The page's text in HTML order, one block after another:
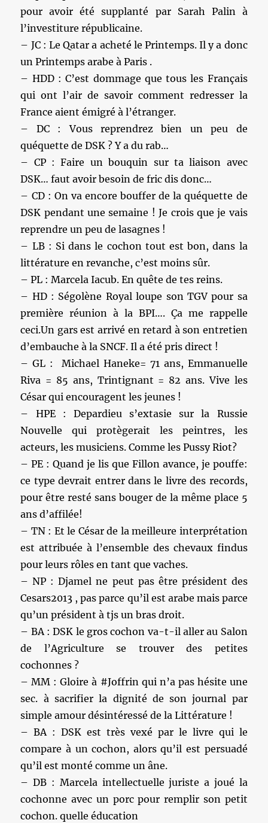
pour avoir été supplanté par Sarah Palin à
l’investiture républicaine.
– JC : Le Qatar a acheté le Printemps. Il y a donc
un Printemps arabe à Paris .
– HDD : C’est dommage que tous les Français
qui ont l’air de savoir comment redresser la
France aient émigré à l’étranger.
– DC : Vous reprendrez bien un peu de
quéquette de DSK ? Y a du rab…
– CP : Faire un bouquin sur ta liaison avec
DSK… faut avoir besoin de fric dis donc…
– CD : On va encore bouffer de la quéquette de
DSK pendant une semaine ! Je crois que je vais
reprendre un peu de lasagnes !
– LB : Si dans le cochon tout est bon, dans la
littérature en revanche, c’est moins sûr.
– PL : Marcela Iacub. En quête de tes reins.
– HD : Ségolène Royal loupe son TGV pour sa
première réunion à la BPI…. Ça me rappelle
ceci.Un gars est arrivé en retard à son entretien
d’embauche à la SNCF. Il a été pris direct !
– GL : Michael Haneke= 71 ans, Emmanuelle
Riva = 85 ans, Trintignant = 82 ans. Vive les
César qui encouragent les jeunes !
– HPE : Depardieu s’extasie sur la Russie
Nouvelle qui protègerait les peintres, les
acteurs, les musiciens. Comme les Pussy Riot?
– PE : Quand je lis que Fillon avance, je pouffe:
ce type devrait entrer dans le livre des records,
pour être resté sans bouger de la même place 5
ans d’affilée!
– TN : Et le César de la meilleure interprétation
est attribuée à l’ensemble des chevaux findus
pour leurs rôles en tant que vaches.
– NP : Djamel ne peut pas être président des
Cesars2013 , pas parce qu’il est arabe mais parce
qu’un président à tjs un bras droit.
– BA : DSK le gros cochon va-t-il aller au Salon
de l’Agriculture se trouver des petites
cochonnes ?
– MM : Gloire à #Joffrin qui n’a pas hésite une
sec. à sacrifier la dignité de son journal par
simple amour désintéressé de la Littérature !
– BA : DSK est très vexé par le livre qui le
compare à un cochon, alors qu’il est persuadé
qu’il est monté comme un âne.
– DB : Marcela intellectuelle juriste a joué la
cochonne avec un porc pour remplir son petit
cochon. quelle éducation